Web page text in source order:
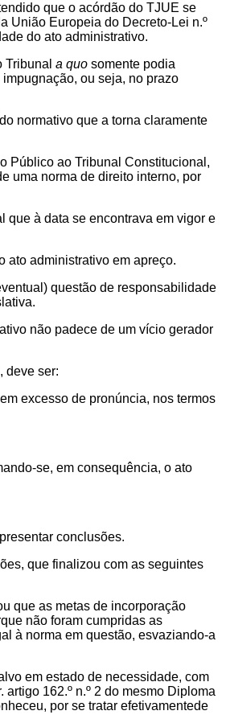
que o acórdão do TJUE se
União Europeia do Decreto-Lei n.º
do ato administrativo.
a quo somente podia
ou seja, no prazo
normativo que a torna claramente
Público ao Tribunal Constitucional,
uma norma de direito interno, por
que à data se encontrava em vigor e
ato administrativo em apreço.
questão de responsabilidade
não padece de um vício gerador
deve ser:
excesso de pronúncia, nos termos
se, em consequência, o ato
conclusões.
que finalizou com as seguintes
que as metas de incorporação
não foram cumpridas as
à norma em questão, esvaziando-a
em estado de necessidade, com
162.º n.º 2 do mesmo Diploma
por se tratar efetivamentede